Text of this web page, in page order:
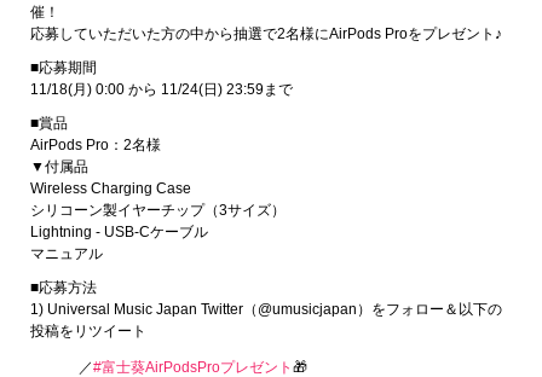
催！
応募していただいた方の中から抽選で2名様にAirPods Proをプレゼント♪
■応募期間
11/18(月) 0:00 から 11/24(日) 23:59まで
■賞品
AirPods Pro：2名様
▼付属品
Wireless Charging Case
シリコーン製イヤーチップ（3サイズ）
Lightning - USB-Cケーブル
マニュアル
■応募方法
1) Universal Music Japan Twitter（@umusicjapan）をフォロー＆以下の
投稿をリツイート
／#富士葵AirPodsProプレゼント 🎁